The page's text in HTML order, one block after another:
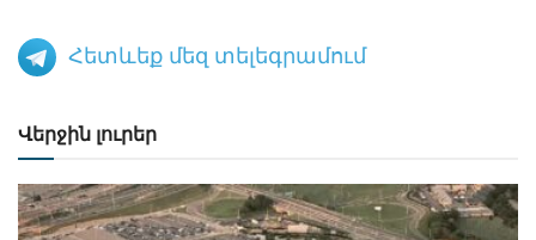
Հետևեք մեզ տելեգրամում
Վերջին լուրեր